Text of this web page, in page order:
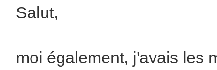
Salut,
moi également, j'avais les